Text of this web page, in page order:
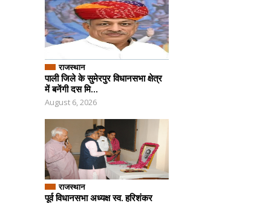
राजस्थान
पाली जिले के सुमेरपुर विधानसभा क्षेत्र
में बनेंगी दस मि...
August 6, 2026
राजस्थान
पूर्व विधानसभा अध्यक्ष स्व. हरिशंकर